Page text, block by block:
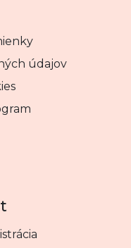
údajov